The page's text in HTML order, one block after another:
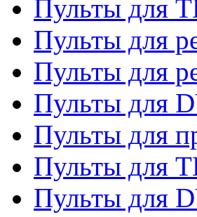
Пульты для
Пульты для
Пульты для
Пульты для
Пульты для
Пульты для
Пульты для